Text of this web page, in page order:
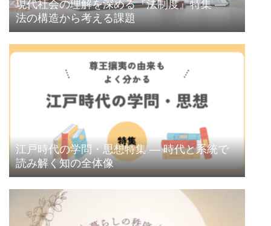
現代社会の理解を深める『法制度』特集 ―
法の構造から考える課題
江戸時代の学問・思想特集 ― 時代と系統で
読み解く知の全体像